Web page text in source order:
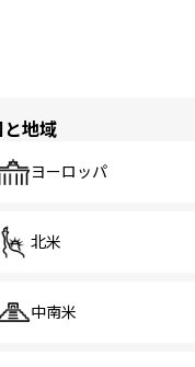
と地域
ヨーロッパ
北米
中南米